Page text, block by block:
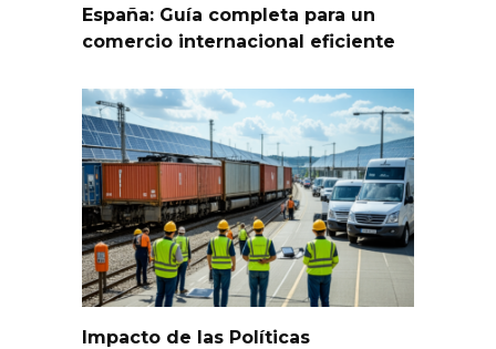
España: Guía completa para un
comercio internacional eficiente
Impacto de las Políticas